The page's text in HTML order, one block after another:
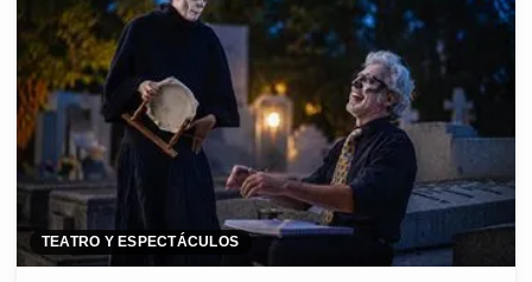
TEATRO Y ESPECTÁCULOS